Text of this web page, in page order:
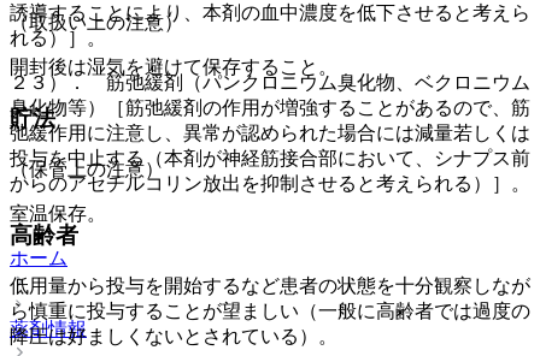
（取扱い上の注意）
開封後は湿気を避けて保存すること。
貯法
（保管上の注意）
室温保存。
ホーム
薬剤情報
誘導することにより、本剤の血中濃度を低下させると考えら
れる）］。
２３）． 筋弛緩剤（パンクロニウム臭化物、ベクロニウム
臭化物等）［筋弛緩剤の作用が増強することがあるので、筋
弛緩作用に注意し、異常が認められた場合には減量若しくは
投与を中止する（本剤が神経筋接合部において、シナプス前
からのアセチルコリン放出を抑制させると考えられる）］。
高齢者
低用量から投与を開始するなど患者の状態を十分観察しなが
ら慎重に投与することが望ましい（一般に高齢者では過度の
降圧は好ましくないとされている）。